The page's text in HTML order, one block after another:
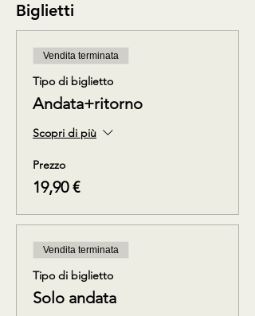
Biglietti
Vendita terminata
Tipo di biglietto
Andata+ritorno
Scopri di più
Prezzo
19,90 €
Vendita terminata
Tipo di biglietto
Solo andata